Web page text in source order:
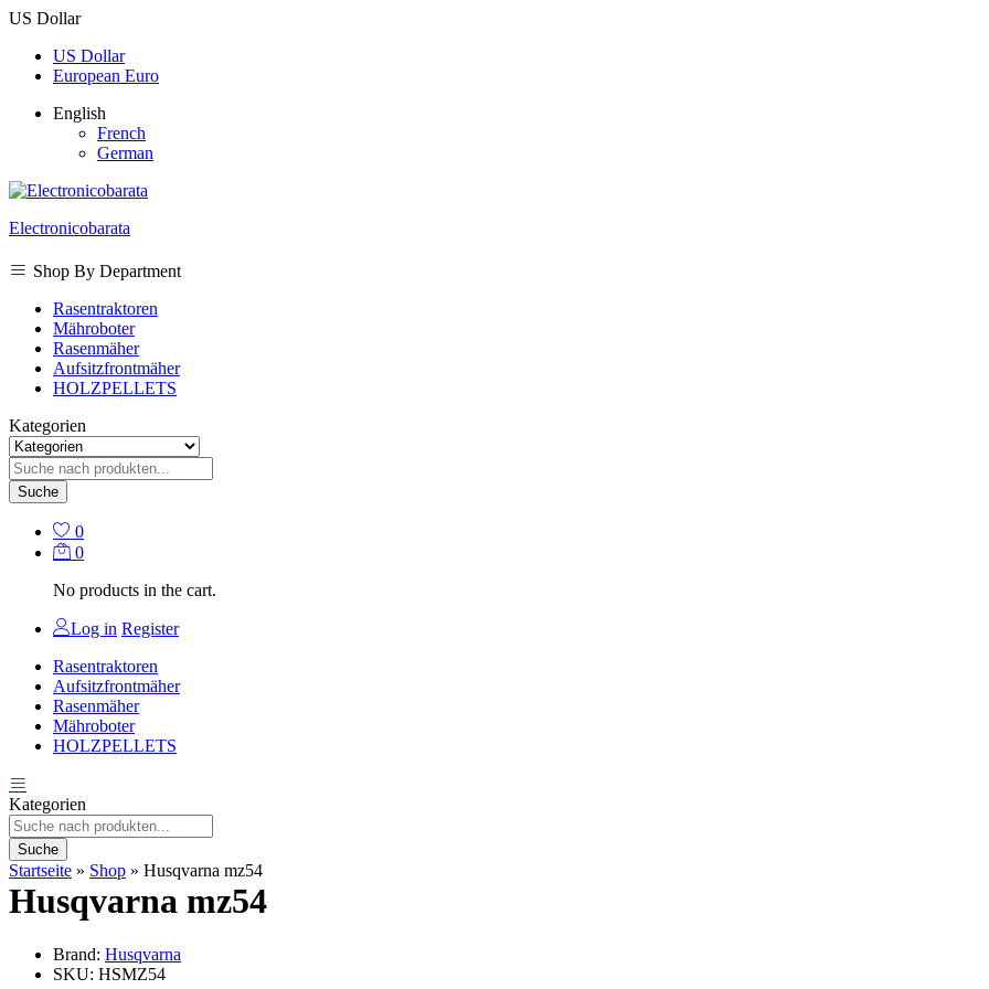
US Dollar
US Dollar
European Euro
English
French
German
Electronicobarata
Shop By Department
Rasentraktoren
Mähroboter
Rasenmäher
Aufsitzfrontmäher
HOLZPELLETS
Kategorien
Suche
0
0
No products in the cart.
Log in Register
Rasentraktoren
Aufsitzfrontmäher
Rasenmäher
Mähroboter
HOLZPELLETS
Kategorien
Suche
Startseite » Shop » Husqvarna mz54
Husqvarna mz54
Brand: Husqvarna
SKU: HSMZ54